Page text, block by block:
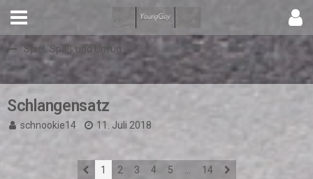
Spiel, Spaß und Unfug
Schlangensatz
schnookie14 11. Juli 2018
1 2 3 4 5 14